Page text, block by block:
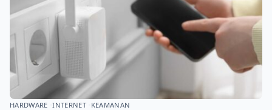
HARDWARE INTERNET KEAMANAN